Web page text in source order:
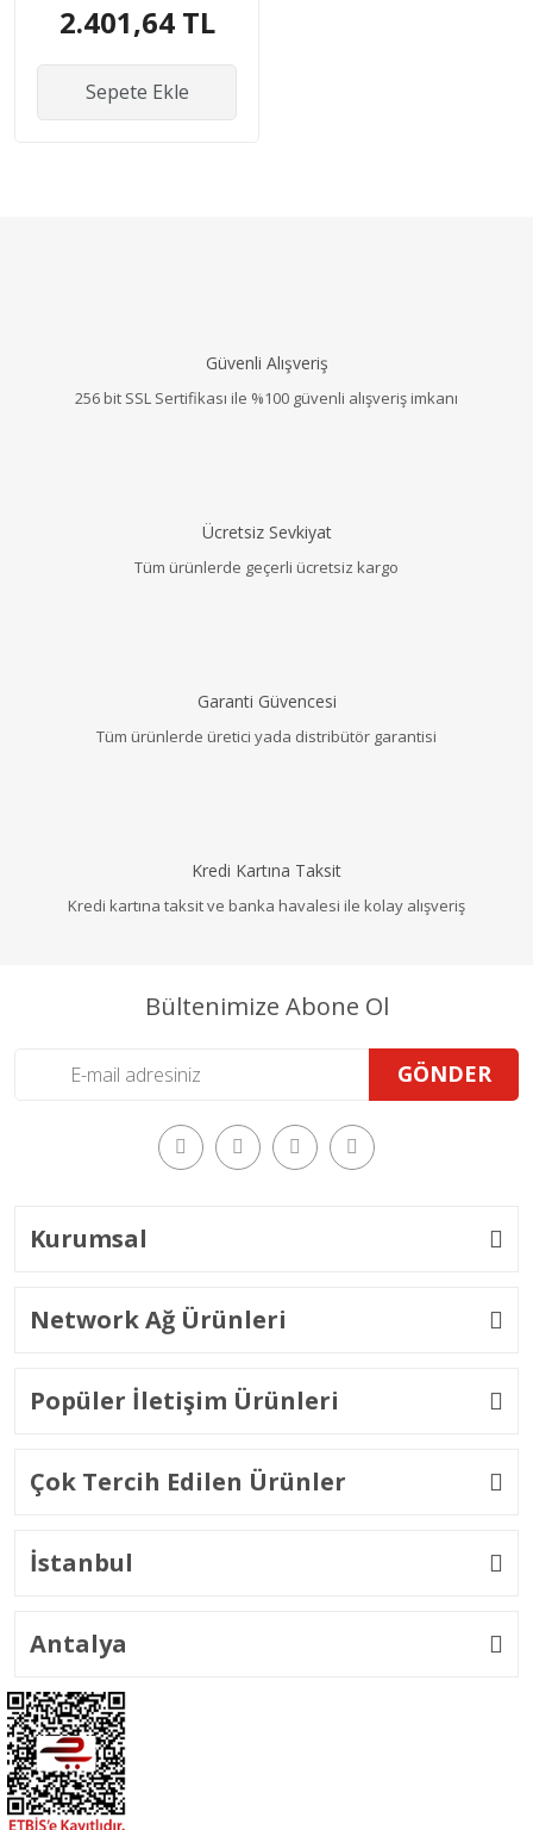
UPLINK 90W
DESKTOP SWITCH
2.401,64 TL
Sepete Ekle
Güvenli Alışveriş
256 bit SSL Sertifikası ile %100 güvenli alışveriş imkanı
Ücretsiz Sevkiyat
Tüm ürünlerde geçerli ücretsiz kargo
Garanti Güvencesi
Tüm ürünlerde üretici yada distribütör garantisi
Kredi Kartına Taksit
Kredi kartına taksit ve banka havalesi ile kolay alışveriş
Bültenimize Abone Ol
GÖNDER
Kurumsal
Network Ağ Ürünleri
Popüler İletişim Ürünleri
Çok Tercih Edilen Ürünler
İstanbul
Antalya